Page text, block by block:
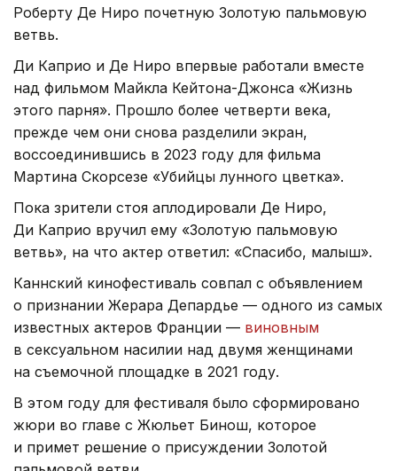
Роберту Де Ниро почетную Золотую пальмовую
ветвь.
Ди Каприо и Де Ниро впервые работали вместе
над фильмом Майкла Кейтона-Джонса «Жизнь
этого парня». Прошло более четверти века,
прежде чем они снова разделили экран,
воссоединившись в 2023 году для фильма
Мартина Скорсезе «Убийцы лунного цветка».
Пока зрители стоя аплодировали Де Ниро,
Ди Каприо вручил ему «Золотую пальмовую
ветвь», на что актер ответил: «Спасибо, малыш».
Каннский кинофестиваль совпал с объявлением
о признании Жерара Депардье — одного из самых
известных актеров Франции — виновным
в сексуальном насилии над двумя женщинами
на съемочной площадке в 2021 году.
В этом году для фестиваля было сформировано
жюри во главе с Жюльет Бинош, которое
и примет решение о присуждении Золотой